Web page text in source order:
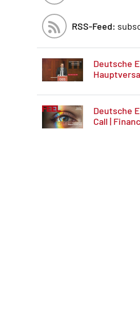
RSS-Feed:
Deutsche
Deutsche
Call |